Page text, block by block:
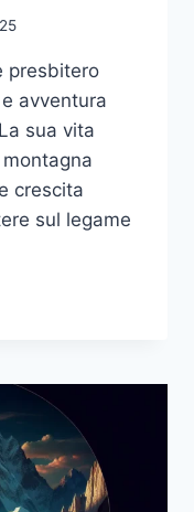
presbitero
avventura
sua vita
crescita
sul legame